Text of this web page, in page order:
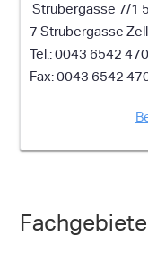
Strubergasse 7/1
7 Strubergasse
0043 6542
0043 6542
Fachgebiete